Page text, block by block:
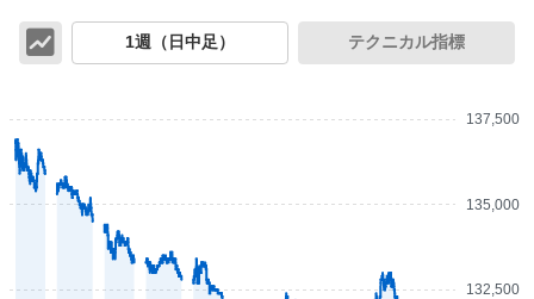
1週（日中足） テクニカル指標
132,500
135,000
137,500